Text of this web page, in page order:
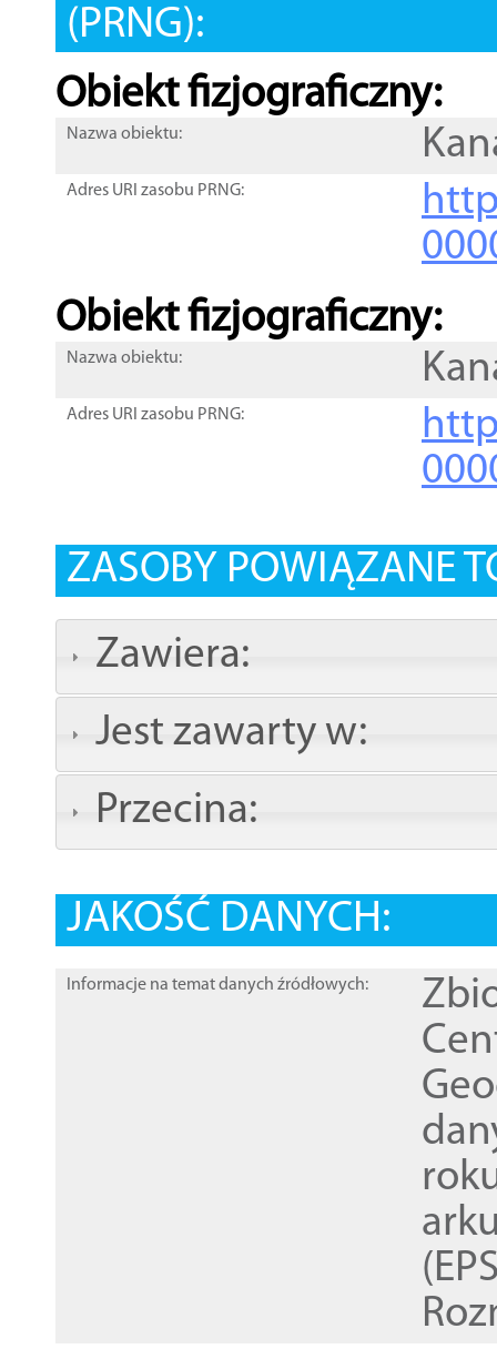
(PRNG):
Obiekt fizjograficzny:
Nazwa obiektu:
Adres URI zasobu PRNG:
Obiekt fizjograficzny:
Nazwa obiektu:
Adres URI zasobu PRNG:
ZASOBY POWIĄZANE
Zawiera:
Jest zawarty w:
Przecina:
JAKOŚĆ DANYCH:
Informacje na temat danych źródłowych: